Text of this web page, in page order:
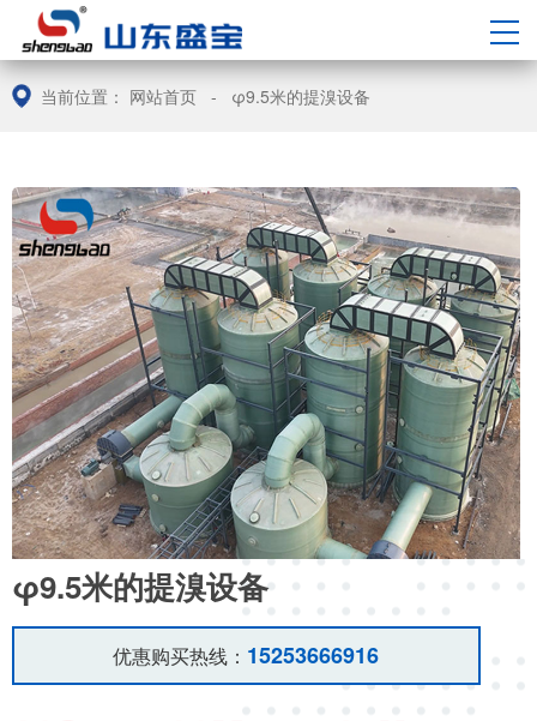
当前位置： 网站首页 - φ9.5米的提溴设备
φ9.5米的提溴设备
优惠购买热线： 15253666916